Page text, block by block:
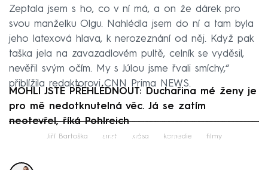
Zeptala jsem s ho, co v ní má, a on že dárek pro
svou manželku Olgu. Nahlédla jsem do ní a tam byla
jeho latexová hlava, k nerozeznání od něj. Když pak
taška jela na zavazadlovém pultě, celník se vyděsil,
nevěřil svým očím. My s Júlou jsme řvali smíchy,“
přiblížila redaktorovi CNN Prima NEWS.
MOHLI JSTE PŘEHLÉDNOUT: Duchařina mé ženy je
pro mě nedotknutelná věc. Já se zatím
neotevřel, říká Pohlreich
Failed to fetch
Jiří Bartoška smrt krása komedie filmy